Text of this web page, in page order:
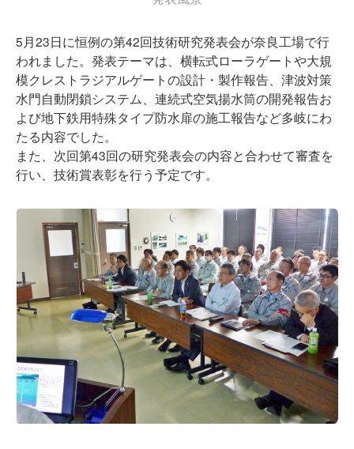
5月23日に恒例の第42回技術研究発表会が奈良工場で行
われました。発表テーマは、横転式ローラゲートや大規
模クレストラジアルゲートの設計・製作報告、津波対策
水門自動閉鎖システム、連続式空気揚水筒の開発報告お
よび地下鉄用特殊タイプ防水扉の施工報告など多岐にわ
たる内容でした。
また、次回第43回の研究発表会の内容と合わせて審査を
行い、技術賞表彰を行う予定です。